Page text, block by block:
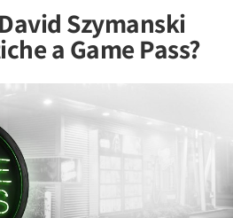
Szymanski
a Game Pass?